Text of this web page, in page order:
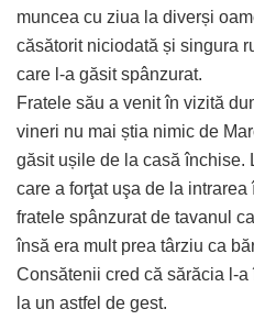
muncea cu ziua la diverși
căsătorit niciodată și singura
care l-a găsit spânzurat.
Fratele său a venit în vizită
vineri nu mai știa nimic de
găsit ușile de la casă închise.
care a forţat uşa de la
fratele spânzurat de tavanul
însă era mult prea târziu ca
Consătenii cred că sărăcia l-
la un astfel de gest.